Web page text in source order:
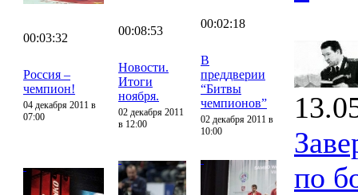
00:03:32
Россия –
чемпион!
04 декабря 2011 в
07:00
00:08:53
Новости.
Итоги
ноября.
02 декабря 2011
в 12:00
00:02:18
В
преддверии
“Битвы
чемпионов”
02 декабря 2011 в
10:00
по